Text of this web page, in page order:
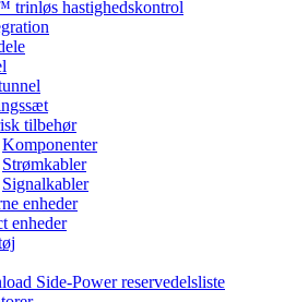
trinløs hastighedskontrol
tilbehør
Komponenter
Strømkabler
Signalkabler
enheder
enheder
Side-Power reservedelsliste